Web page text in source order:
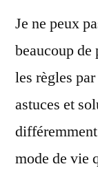
Je ne peux
beaucoup de
les règles
astuces et
mode de vie